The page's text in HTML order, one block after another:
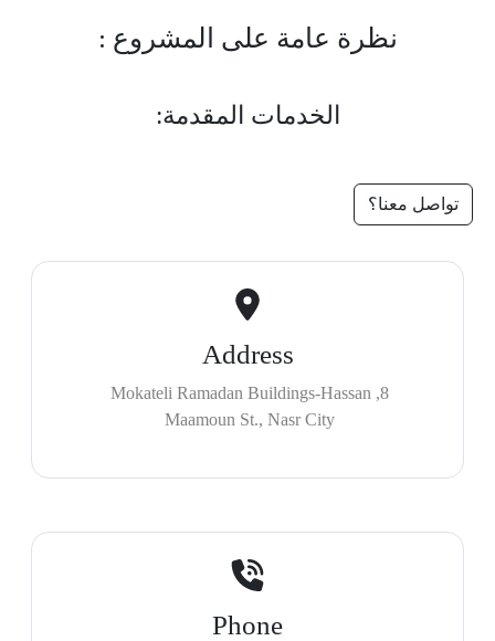
نظرة عامة على المشروع :
الخدمات المقدمة:
تواصل معنا؟
Address
8, Mokateli Ramadan Buildings-Hassan
Maamoun St., Nasr City
Phone